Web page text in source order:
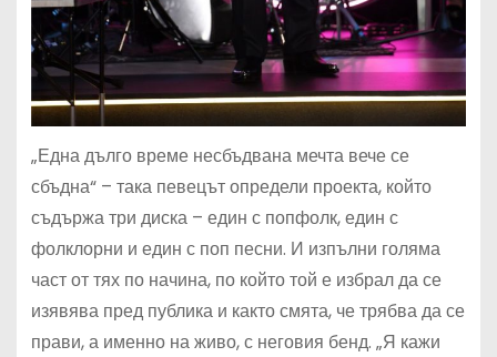
„Една дълго време несбъдвана мечта вече се
сбъдна“ – така певецът определи проекта, който
съдържа три диска – един с попфолк, един с
фолклорни и един с поп песни. И изпълни голяма
част от тях по начина, по който той е избрал да се
изявява пред публика и както смята, че трябва да се
прави, а именно на живо, с неговия бенд. „Я кажи